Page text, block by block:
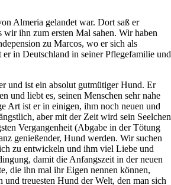
Almeria gelandet war. Dort saß er
ihn zum ersten Mal sahen. Wir haben
zu Marcos, wo er sich als
in Deutschland in seiner Pflegefamilie und
und ist ein absolut gutmütiger Hund. Er
und liebt es, seinen Menschen sehr nahe
Art ist er in einigen, ihm noch neuen und
aber mit der Zeit wird sein Seelchen
Vergangenheit (Abgabe in der Tötung
genießender, Hund werden. Wir suchen
zu entwickeln und ihm viel Liebe und
damit die Anfangszeit in der neuen
die ihn mal ihr Eigen nennen können,
treuesten Hund der Welt, den man sich